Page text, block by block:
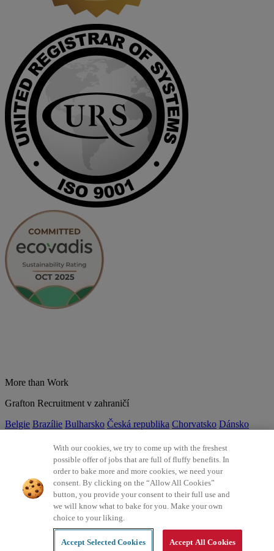
More than Work
Grafton Recruitment v zahraničí
Belgie Brazílie Bulharsko Česká republika Chorvatsko Dánsko
Německo Nizozemsko Norsko Polsko Portugalsko
Slovensko Španělsko Srbsko Švýcarsko Turecko
©2026 Všechna práva vyhrazena Grafton Recruitment
Ochrana osobních údajů Zásady používání cookies Všeobecné
Digitální přístupnost
персональних даних
With our cookies, we try to come up with the freshest
possible offer of jobs that are full of fluffy benefits. In
order to bake more and more cookies, we need your
consent. By clicking on the “Allow All Cookies”
button, you provide your consent to their full use and
we will know what to bake for you. Make your own
choice to your liking.
Accept Selected Cookies Accept All Cookies